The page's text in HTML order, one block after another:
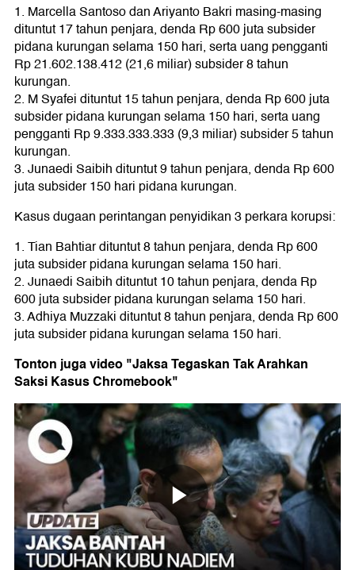
1. Marcella Santoso dan Ariyanto Bakri masing-masing
dituntut 17 tahun penjara, denda Rp 600 juta subsider
pidana kurungan selama 150 hari, serta uang pengganti
Rp 21.602.138.412 (21,6 miliar) subsider 8 tahun
kurungan.
2. M Syafei dituntut 15 tahun penjara, denda Rp 600 juta
subsider pidana kurungan selama 150 hari, serta uang
pengganti Rp 9.333.333.333 (9,3 miliar) subsider 5 tahun
kurungan.
3. Junaedi Saibih dituntut 9 tahun penjara, denda Rp 600
juta subsider 150 hari pidana kurungan.
Kasus dugaan perintangan penyidikan 3 perkara korupsi:
1. Tian Bahtiar dituntut 8 tahun penjara, denda Rp 600
juta subsider pidana kurungan selama 150 hari.
2. Junaedi Saibih dituntut 10 tahun penjara, denda Rp
600 juta subsider pidana kurungan selama 150 hari.
3. Adhiya Muzzaki dituntut 8 tahun penjara, denda Rp 600
juta subsider pidana kurungan selama 150 hari.
Tonton juga video "Jaksa Tegaskan Tak Arahkan
Saksi Kasus Chromebook"